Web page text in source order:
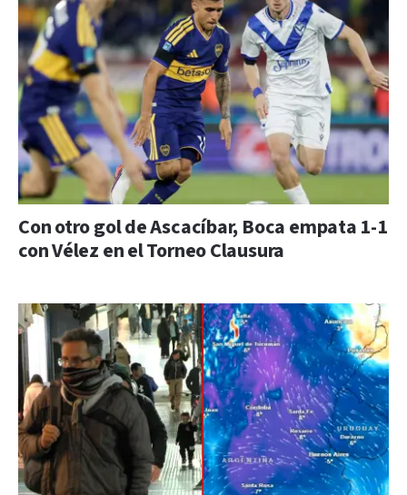
Con otro gol de Ascacíbar, Boca empata 1-1
con Vélez en el Torneo Clausura